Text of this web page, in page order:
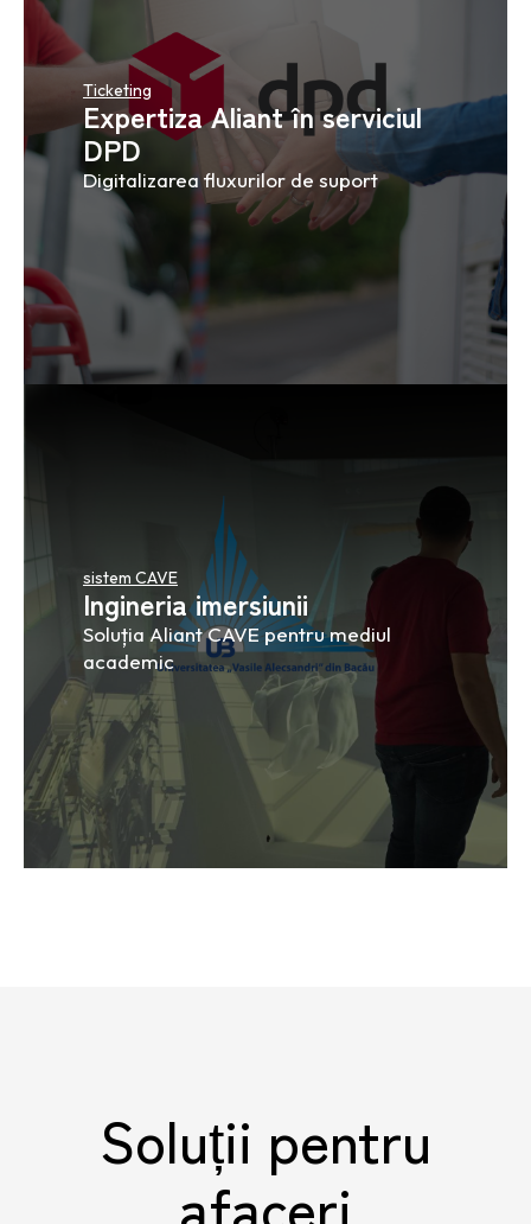
Ticketing
Expertiza Aliant în serviciul
DPD
Digitalizarea fluxurilor de suport
sistem CAVE
Ingineria imersiunii
Soluția Aliant CAVE pentru mediul
academic
Soluții pentru
afaceri